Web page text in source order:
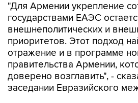
"Для Армении укрепление
государствами ЕАЭС
внешнеполитических и
приоритетов. Этот подход
отражение и в программе
правительства Армении,
доверено возглавить", -
заседании Евразийского